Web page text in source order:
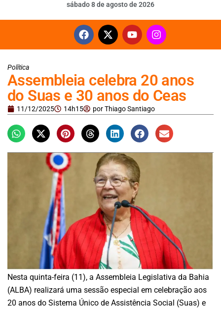
sábado 8 de agosto de 2026
Política
Assembleia celebra 20 anos
do Suas e 30 anos do Ceas
11/12/2025 14h15 porThiago Santiago
Nesta quinta-feira (11), a Assembleia Legislativa da Bahia
(ALBA) realizará uma sessão especial em celebração aos
20 anos do Sistema Único de Assistência Social (Suas) e